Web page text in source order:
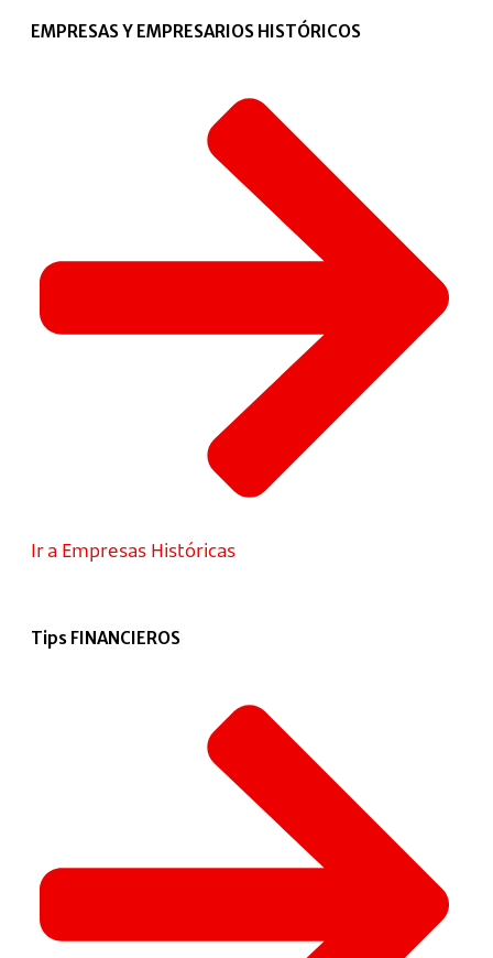
EMPRESAS Y EMPRESARIOS HISTÓRICOS
Ir a Empresas Históricas
Tips FINANCIEROS